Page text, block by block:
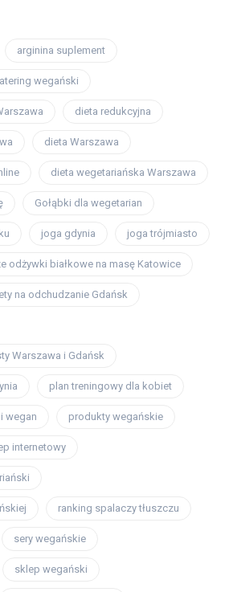
arginina suplement
wegański
dieta redukcyjna
dieta Warszawa
dieta wegetariańska Warszawa
Gołąbki dla wegetarian
joga gdynia joga trójmiasto
odżywki białkowe na masę Katowice
na odchudzanie Gdańsk
Warszawa i Gdańsk
plan treningowy dla kobiet
wegan produkty wegańskie
internetowy
ranking spalaczy tłuszczu
sery wegańskie
sklep wegański